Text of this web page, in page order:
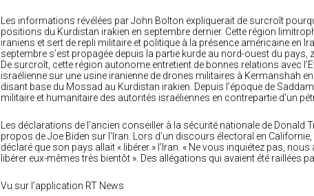
Les informations révélées par John Bolton expliquerait de surcroît
positions du Kurdistan irakien en septembre dernier. Cette région
iraniens et sert de repli militaire et politique à la présence américaine en
septembre s’est propagée depuis la partie kurde au nord-ouest du pays,
De surcroît, cette région autonome entretient de bonnes relations avec
israélienne sur une usine iranienne de drones militaires à Kermanshah
disant base du Mossad au Kurdistan irakien. Depuis l’époque de
militaire et humanitaire des autorités israéliennes en contrepartie d’un
Les déclarations de l’ancien conseiller à la sécurité nationale de
propos de Joe Biden sur l’Iran. Lors d’un discours électoral en
déclaré que son pays allait « libérer » l’Iran. « Ne vous inquiétez pas,
libérer eux-mêmes très bientôt ». Des allégations qui avaient été raillées
Vu sur l’application RT News